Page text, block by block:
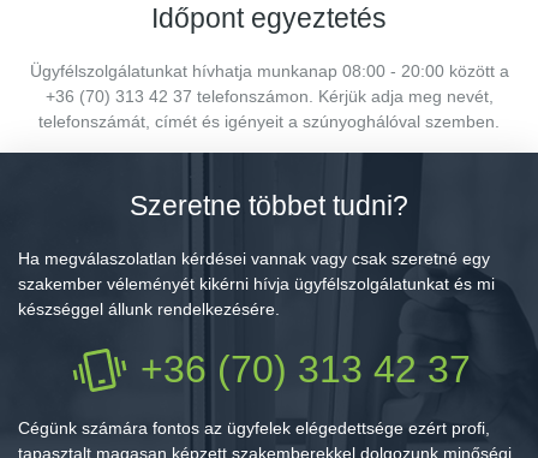
Időpont egyeztetés
Ügyfélszolgálatunkat hívhatja munkanap 08:00 - 20:00 között a
+36 (70) 313 42 37 telefonszámon. Kérjük adja meg nevét,
telefonszámát, címét és igényeit a szúnyoghálóval szemben.
Szeretne többet tudni?
Ha megválaszolatlan kérdései vannak vagy csak szeretné egy
szakember véleményét kikérni hívja ügyfélszolgálatunkat és mi
készséggel állunk rendelkezésére.
+36 (70) 313 42 37
Cégünk számára fontos az ügyfelek elégedettsége ezért profi,
tapasztalt magasan képzett szakemberekkel dolgozunk minőségi